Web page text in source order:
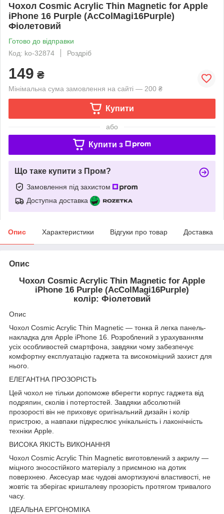
Чохол Cosmic Acrylic Thin Magnetic for Apple
iPhone 16 Purple (AcColMagi16Purple)
Фіолетовий
Готово до відправки
Код: ko-32874
Роздріб
149 ₴
Мінімальна сума замовлення на сайті — 200 ₴
Купити
або
Купити з
Що таке купити з Пром?
Замовлення під захистом
Доступна доставка
Опис Характеристики Відгуки про товар Доставка
Опис
Чохол Cosmic Acrylic Thin Magnetic for Apple
iPhone 16 Purple (AcColMagi16Purple)
колір: Фіолетовий
Опис
Чохол Cosmic Acrylic Thin Magnetic — тонка й легка панель-
накладка для Apple iPhone 16. Розроблений з урахуванням
усіх особливостей смартфона, завдяки чому забезпечує
комфортну експлуатацію гаджета та високоміцний захист для
нього.
ЕЛЕГАНТНА ПРОЗОРІСТЬ
Цей чохол не тільки допоможе вберегти корпус гаджета від
подряпин, сколів і потертостей. Завдяки абсолютній
прозорості він не приховує оригінальний дизайн і колір
пристрою, а навпаки підкреслює унікальність і лаконічність
техніки Apple.
ВИСОКА ЯКІСТЬ ВИКОНАННЯ
Чохол Cosmic Acrylic Thin Magnetic виготовлений з акрилу —
міцного зносостійкого матеріалу з приємною на дотик
поверхнею. Аксесуар має чудові амортизуючі властивості, не
жовтіє та зберігає кришталеву прозорість протягом тривалого
часу.
ІДЕАЛЬНА ЕРГОНОМІКА